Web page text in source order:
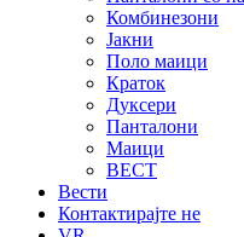
Комбинезони
Јакни
Поло маици
Краток
Дуксери
Панталони
Маици
ВЕСТ
Вести
Контактирајте не